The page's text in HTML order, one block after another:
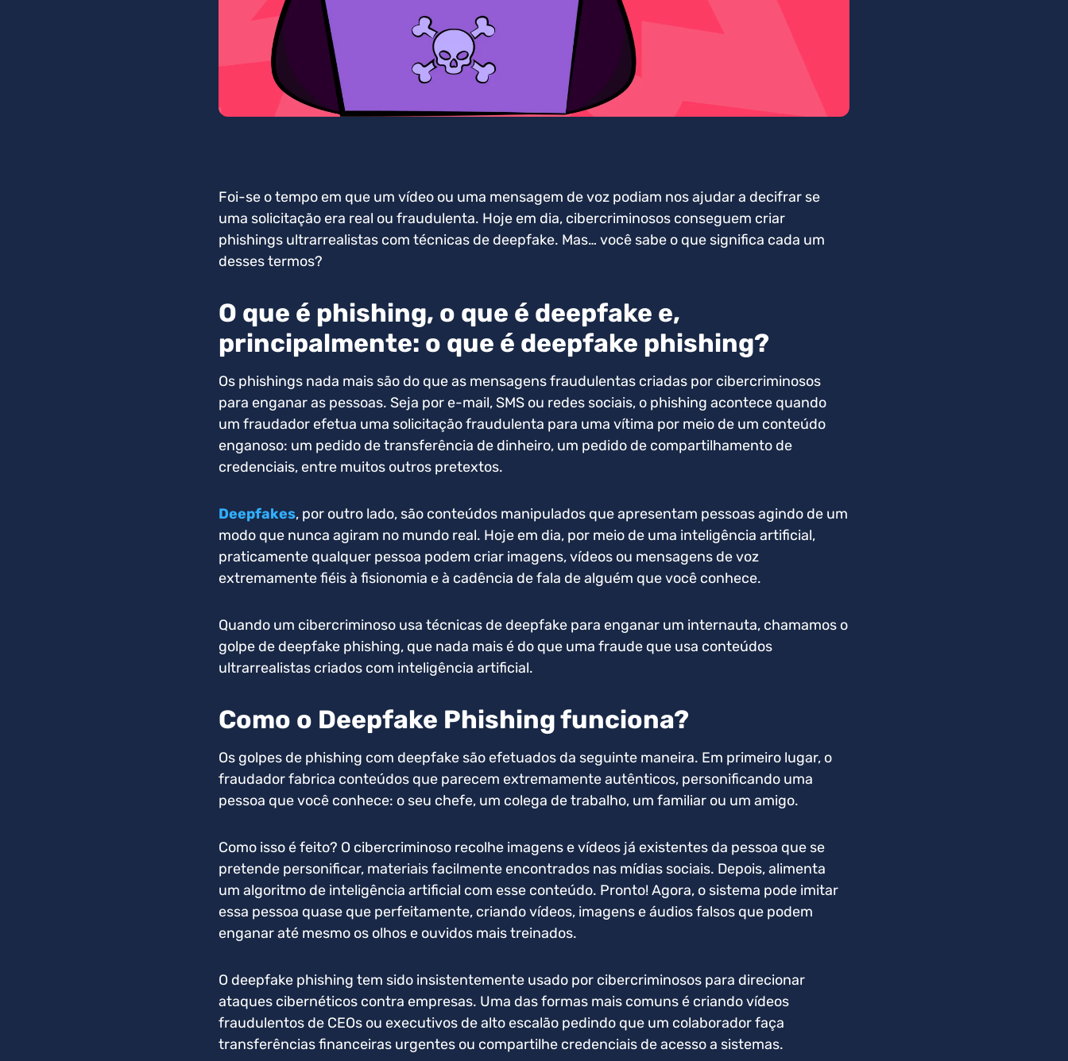
Foi-se o tempo em que um vídeo ou uma mensagem de voz podiam nos ajudar a decifrar se
uma solicitação era real ou fraudulenta. Hoje em dia, cibercriminosos conseguem criar
phishings ultrarrealistas com técnicas de deepfake. Mas… você sabe o que significa cada um
desses termos?
O que é phishing, o que é deepfake e,
principalmente: o que é deepfake phishing?
Os phishings nada mais são do que as mensagens fraudulentas criadas por cibercriminosos
para enganar as pessoas. Seja por e-mail, SMS ou redes sociais, o phishing acontece quando
um fraudador efetua uma solicitação fraudulenta para uma vítima por meio de um conteúdo
enganoso: um pedido de transferência de dinheiro, um pedido de compartilhamento de
credenciais, entre muitos outros pretextos.
Deepfakes, por outro lado, são conteúdos manipulados que apresentam pessoas agindo de um
modo que nunca agiram no mundo real. Hoje em dia, por meio de uma inteligência artificial,
praticamente qualquer pessoa podem criar imagens, vídeos ou mensagens de voz
extremamente fiéis à fisionomia e à cadência de fala de alguém que você conhece.
Quando um cibercriminoso usa técnicas de deepfake para enganar um internauta, chamamos o
golpe de deepfake phishing, que nada mais é do que uma fraude que usa conteúdos
ultrarrealistas criados com inteligência artificial.
Como o Deepfake Phishing funciona?
Os golpes de phishing com deepfake são efetuados da seguinte maneira. Em primeiro lugar, o
fraudador fabrica conteúdos que parecem extremamente autênticos, personificando uma
pessoa que você conhece: o seu chefe, um colega de trabalho, um familiar ou um amigo.
Como isso é feito? O cibercriminoso recolhe imagens e vídeos já existentes da pessoa que se
pretende personificar, materiais facilmente encontrados nas mídias sociais. Depois, alimenta
um algoritmo de inteligência artificial com esse conteúdo. Pronto! Agora, o sistema pode imitar
essa pessoa quase que perfeitamente, criando vídeos, imagens e áudios falsos que podem
enganar até mesmo os olhos e ouvidos mais treinados.
O deepfake phishing tem sido insistentemente usado por cibercriminosos para direcionar
ataques cibernéticos contra empresas. Uma das formas mais comuns é criando vídeos
fraudulentos de CEOs ou executivos de alto escalão pedindo que um colaborador faça
transferências financeiras urgentes ou compartilhe credenciais de acesso a sistemas.